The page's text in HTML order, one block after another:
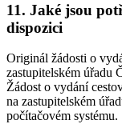
11. Jaké jsou
dispozici
Originál žádosti o
zastupitelském úřadu
Žádost o vydání
na zastupitelském
počítačovém systému.